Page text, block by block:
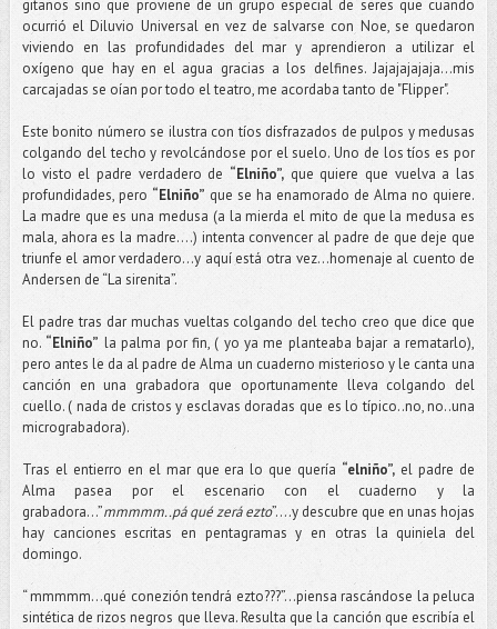
gitanos sino que proviene de un grupo especial de seres que cuando
ocurrió el Diluvio Universal en vez de salvarse con Noe, se quedaron
viviendo en las profundidades del mar y aprendieron a utilizar el
oxígeno que hay en el agua gracias a los delfines. Jajajajajaja…mis
carcajadas se oían por todo el teatro, me acordaba tanto de "Flipper".
Este bonito número se ilustra con tíos disfrazados de pulpos y medusas
colgando del techo y revolcándose por el suelo. Uno de los tíos es por
lo visto el padre verdadero de “Elniño”, que quiere que vuelva a las
profundidades, pero “Elniño” que se ha enamorado de Alma no quiere.
La madre que es una medusa (a la mierda el mito de que la medusa es
mala, ahora es la madre….) intenta convencer al padre de que deje que
triunfe el amor verdadero…y aquí está otra vez…homenaje al cuento de
Andersen de “La sirenita”.
El padre tras dar muchas vueltas colgando del techo creo que dice que
no. “Elniño” la palma por fin, ( yo ya me planteaba bajar a rematarlo),
pero antes le da al padre de Alma un cuaderno misterioso y le canta una
canción en una grabadora que oportunamente lleva colgando del
cuello. ( nada de cristos y esclavas doradas que es lo típico..no, no..una
micrograbadora).
Tras el entierro en el mar que era lo que quería “elniño”, el padre de
Alma pasea por el escenario con el cuaderno y la
grabadora…”mmmmm..pá qué zerá ezto”….y descubre que en unas hojas
hay canciones escritas en pentagramas y en otras la quiniela del
domingo.
“ mmmmm…qué conezión tendrá ezto???”…piensa rascándose la peluca
sintética de rizos negros que lleva. Resulta que la canción que escribía el